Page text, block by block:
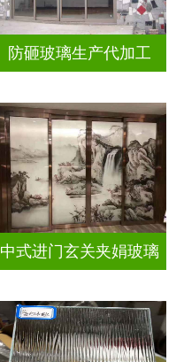
防砸玻璃生产代加工
中式进门玄关夹娟玻璃